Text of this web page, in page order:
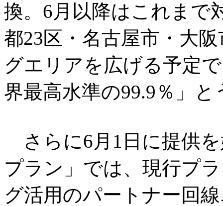
換。6月以降はこれまで
都23区・名古屋市・大
グエリアを広げる予定
界最高水準の99.9％」
さらに6月1日に提供を
プラン」では、現行プ
グ活用のパートナー回